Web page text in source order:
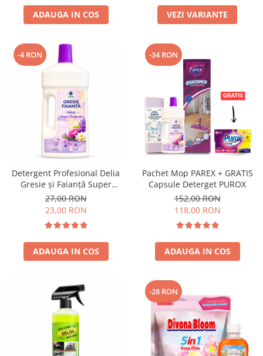
ADAUGA IN COS VEZI VARIANTE
-4 RON
Detergent Profesional Delia
Gresie și Faianță Super
Parfumat 1L
27,00 RON
23,00 RON
ADAUGA IN COS
-34 RON
Pachet Mop PAREX + GRATIS
Capsule Deterget PUROX
152,00 RON
118,00 RON
ADAUGA IN COS
-28 RON